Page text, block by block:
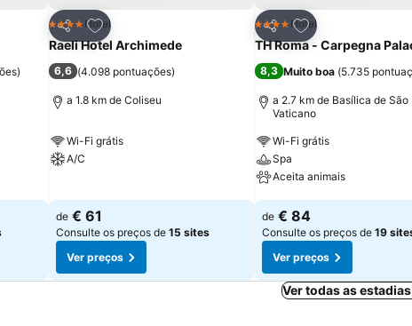
)
Partilhar
Adicionar aos favoritos
4 EstrelasHotel
Raeli Hotel Archimede
6,6 (4.098 pontuações)
a 1.8 km de Coliseu
Wi-Fi grátis
A/C
de € 61
Consulte os preços de 15 sites
Ver preços
Partilhar
Adicionar aos
4 EstrelasHotel
TH Roma - Carpegna
8,3 Muito boa (5.735
a 2.7 km de Basílica de São
Vaticano
Wi-Fi grátis
Spa
Aceita animais
Ver preços
de € 84
Consulte os preços de 19
Ver preços
Ver todas as